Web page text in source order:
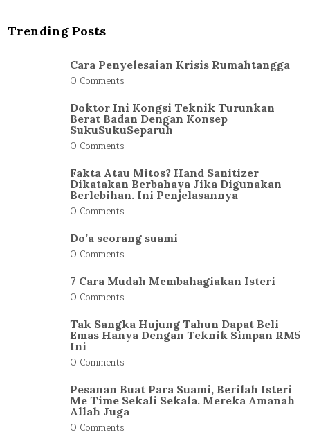
Trending Posts
Cara Penyelesaian Krisis Rumahtangga
0 Comments
Doktor Ini Kongsi Teknik Turunkan
Berat Badan Dengan Konsep
SukuSukuSeparuh
0 Comments
Fakta Atau Mitos? Hand Sanitizer
Dikatakan Berbahaya Jika Digunakan
Berlebihan. Ini Penjelasannya
0 Comments
Do’a seorang suami
0 Comments
7 Cara Mudah Membahagiakan Isteri
0 Comments
Tak Sangka Hujung Tahun Dapat Beli
Emas Hanya Dengan Teknik Simpan RM5
Ini
0 Comments
Pesanan Buat Para Suami, Berilah Isteri
Me Time Sekali Sekala. Mereka Amanah
Allah Juga
0 Comments